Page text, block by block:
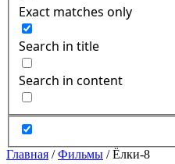
Exact matches only
Search in title
Search in content
Главная /Фильмы /Ёлки-8